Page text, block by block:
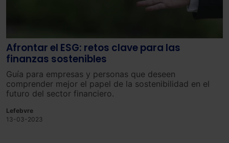
Afrontar el ESG: retos clave para las
finanzas sostenibles
Guía para empresas y personas que deseen
comprender mejor el papel de la sostenibilidad en el
futuro del sector financiero.
Lefebvre
13-03-2023